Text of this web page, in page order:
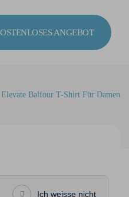
ANGEBOT
Elevate Balfour T-Shirt Für Damen
Ich weisse nicht